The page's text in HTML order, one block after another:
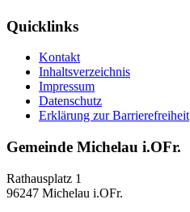
Quicklinks
Kontakt
Inhaltsverzeichnis
Impressum
Datenschutz
Erklärung zur Barrierefreiheit
Gemeinde Michelau i.OFr.
Rathausplatz 1
96247 Michelau i.OFr.